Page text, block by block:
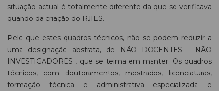
situação actual é totalmente diferente da que se verificava
quando da criação do RJIES.
Pelo que estes quadros técnicos, não se podem reduzir a
uma designação abstrata, de NÃO DOCENTES - NÃO
INVESTIGADORES , que se teima em manter. Os quadros
técnicos, com doutoramentos, mestrados, licenciaturas,
formação técnica e administrativa especializada e